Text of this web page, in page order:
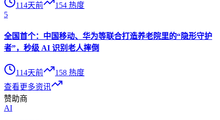
114天前 154 热度
5
全国首个：中国移动、华为等联合打造养老院里的“隐形守护
者”，秒级 AI 识别老人摔倒
114天前 158 热度
查看更多资讯
赞助商
AI